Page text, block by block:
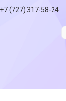
+7 (727) 317-58-24